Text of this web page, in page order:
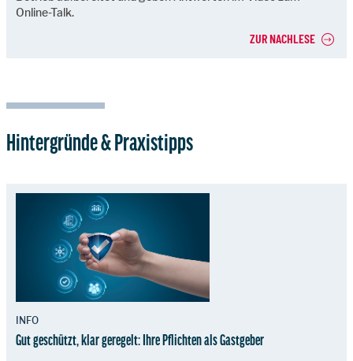
Online-Talk.
ZUR NACHLESE
Hintergründe & Praxistipps
INFO
Gut geschützt, klar geregelt: Ihre Pflichten als Gastgeber